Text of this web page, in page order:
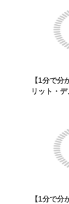
【1分で分
リット・デ
【1分で分